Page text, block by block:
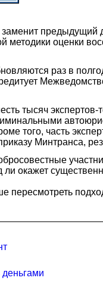
предыдущий
методики оценки
раз в
тысяч экспертов-
того, часть
Минтранса,
окажет
пересмотреть